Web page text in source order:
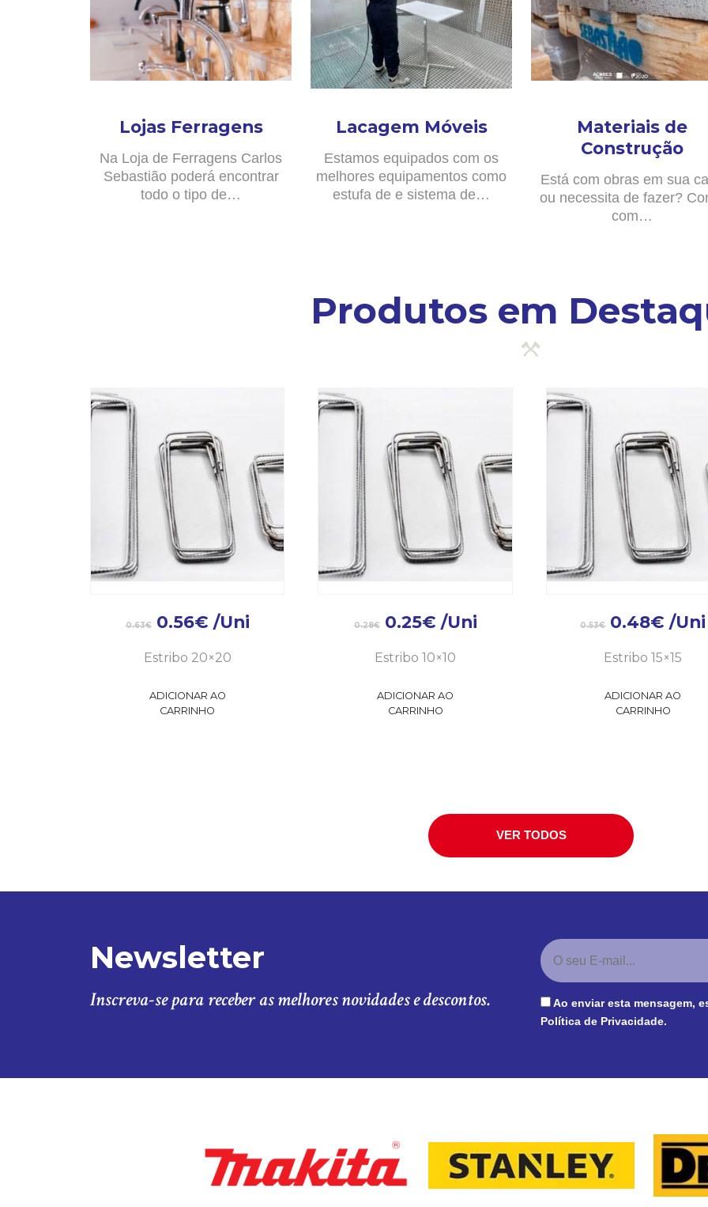
Lojas Ferragens
Na Loja de Ferragens Carlos
Sebastião poderá encontrar
todo o tipo de…
Lacagem Móveis
Estamos equipados com os
melhores equipamentos como
estufa de e sistema de…
Materiais de
Construção
Está com obras em sua
ou necessita de fazer?
com…
Produtos em
0.63€ 0.56€ /Uni
Estribo 20×20
ADICIONAR AO
CARRINHO
0.28€ 0.25€ /Uni
Estribo 10×10
ADICIONAR AO
CARRINHO
0.53€ 0.48€ /Uni
Estribo 15×15
ADICIONAR AO
CARRINHO
VER TODOS
Newsletter
Inscreva-se para receber as melhores novidades e descontos.
Ao enviar esta mensagem,
Política de Privacidade.